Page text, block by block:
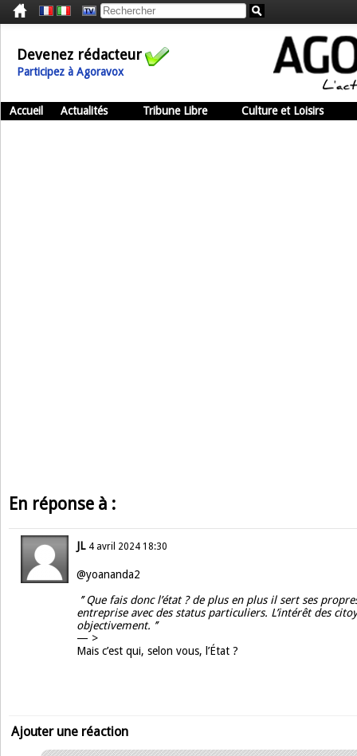
Devenez rédacteur
Participez à Agoravox
Accueil Actualités Tribune Libre Culture et Loisirs
En réponse à :
JL 4 avril 2024 18:30
@yoananda2
’’ Que fais donc l’état ? de plus en plus il sert ses
entreprise avec des status particuliers. L’intérêt des
objectivement. ’’
— >
Mais c’est qui, selon vous, l’État ?
Ajouter une réaction